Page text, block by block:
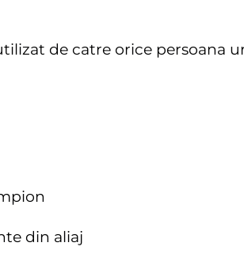
de catre orice persoana
din aliaj